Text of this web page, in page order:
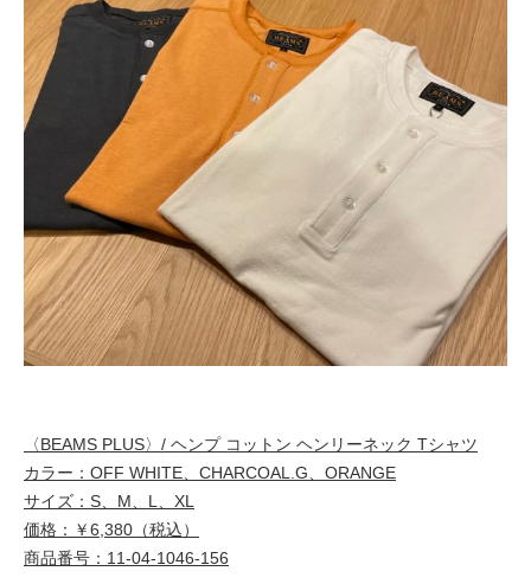
〈BEAMS PLUS〉/ ヘンプ コットン ヘンリーネック Tシャツ
カラー：OFF WHITE、CHARCOAL.G、ORANGE
サイズ：S、M、L、XL
価格：￥6,380（税込）
商品番号：11-04-1046-156